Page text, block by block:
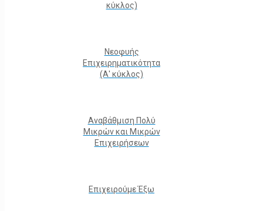
κύκλος)
Νεοφυής
Επιχειρηματικότητα
(Α' κύκλος)
Αναβάθμιση Πολύ
Μικρών και Μικρών
Επιχειρήσεων
Επιχειρούμε Έξω